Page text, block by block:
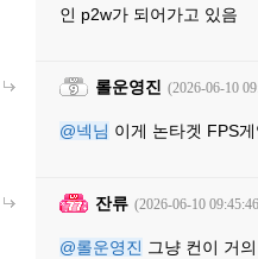
인 p2w가 되어가고 있음
롤운영진 (2026-06-10
@넥님 이게 논타겟 FPS
잔류 (2026-06-10
@롤운영진 그냥 컨이 거